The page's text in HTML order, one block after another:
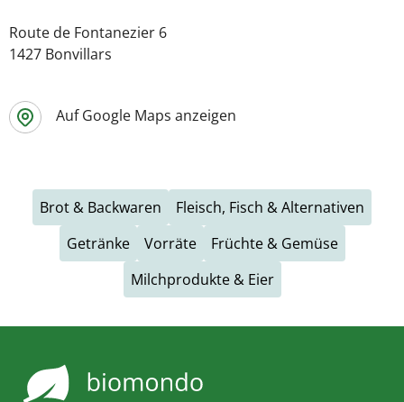
Route de Fontanezier 6
1427 Bonvillars
Auf Google Maps anzeigen
Brot & Backwaren
Fleisch, Fisch & Alternativen
Getränke
Vorräte
Früchte & Gemüse
Milchprodukte & Eier